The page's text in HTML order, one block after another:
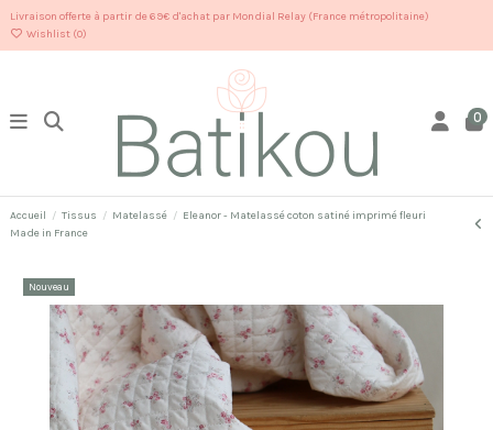
Livraison offerte à partir de 69€ d'achat par Mondial Relay (France métropolitaine)
Wishlist (0)
0
Accueil Tissus Matelassé
Eleanor - Matelassé coton satiné imprimé fleuri
Made in France
Nouveau